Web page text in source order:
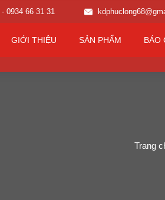
- 0934 66 31 31
GIỚI THIỆU SẢN PHẨM BÁO
Trang